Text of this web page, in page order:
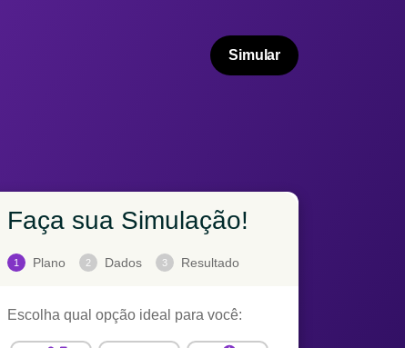
Simular
Faça sua Simulação!
1 Plano 2 Dados 3 Resultado
Escolha qual opção ideal para você: